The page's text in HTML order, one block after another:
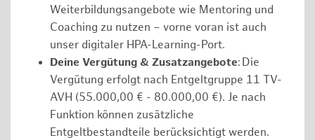
Weiterbildungsangebote wie Mentoring und
Coaching zu nutzen – vorne voran ist auch
unser digitaler HPA-Learning-Port.
Deine Vergütung & Zusatzangebote: Die
Vergütung erfolgt nach Entgeltgruppe 11 TV-
AVH (55.000,00 € - 80.000,00 €). Je nach
Funktion können zusätzliche
Entgeltbestandteile berücksichtigt werden.